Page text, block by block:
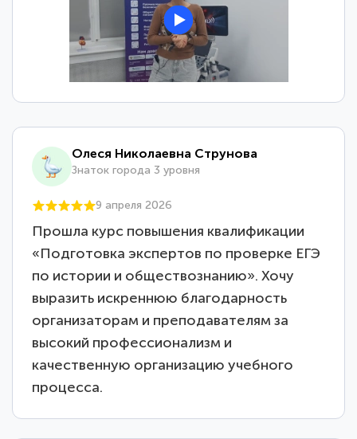
Олеся Николаевна Струнова
Знаток города 3 уровня
9 апреля 2026
Прошла курс повышения квалификации
«Подготовка экспертов по проверке ЕГЭ
по истории и обществознанию». Хочу
выразить искреннюю благодарность
организаторам и преподавателям за
высокий профессионализм и
качественную организацию учебного
процесса.